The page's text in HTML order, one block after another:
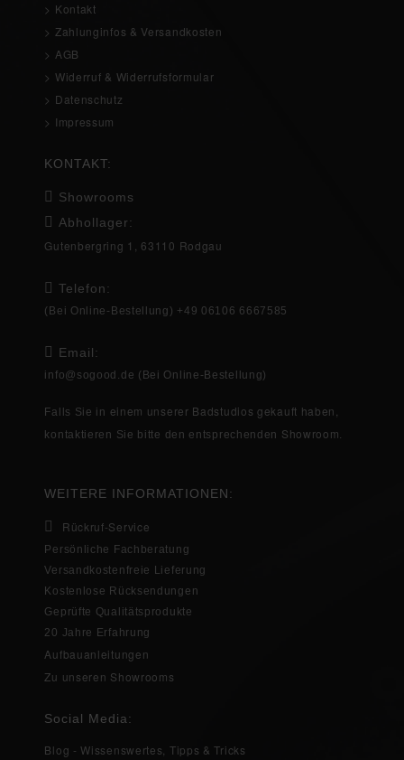
> Kontakt
> Zahlunginfos & Versandkosten
> AGB
> Widerruf & Widerrufsformular
> Datenschutz
> Impressum
KONTAKT:
Showrooms
Abhollager:
Gutenbergring 1, 63110 Rodgau
Telefon:
(Bei Online-Bestellung) +49 06106 6667585
Email:
info@sogood.de (Bei Online-Bestellung)
Falls Sie in einem unserer Badstudios gekauft haben,
kontaktieren Sie bitte den entsprechenden Showroom.
WEITERE INFORMATIONEN:
Rückruf-Service
Persönliche Fachberatung
Versandkostenfreie Lieferung
Kostenlose Rücksendungen
Geprüfte Qualitätsprodukte
20 Jahre Erfahrung
Aufbauanleitungen
Zu unseren Showrooms
Social Media:
Blog - Wissenswertes, Tipps & Tricks